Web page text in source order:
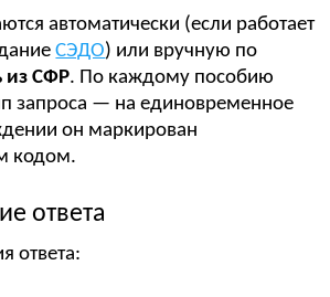
автоматически (если работает
СЭДО) или вручную по
из СФР. По каждому пособию
запроса — на единовременное
он маркирован
кодом.
ответа
ответа: